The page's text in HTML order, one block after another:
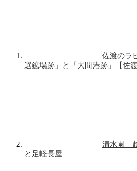
佐渡のラ
選鉱場跡」と「大間港跡」【佐
清水園
と足軽長屋